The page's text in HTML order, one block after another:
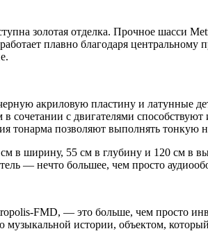
золотая отделка. Прочное шасси
плавно благодаря
акриловую пластину и
с двигателями
тонарма позволяют выполнять тонкую
в ширину, 55 см в глубину и 120 см в
— нечто большее, чем просто
FMD, — это больше, чем просто
истории, объектом,